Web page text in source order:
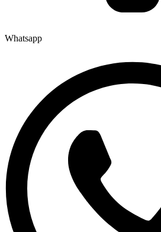
Whatsapp